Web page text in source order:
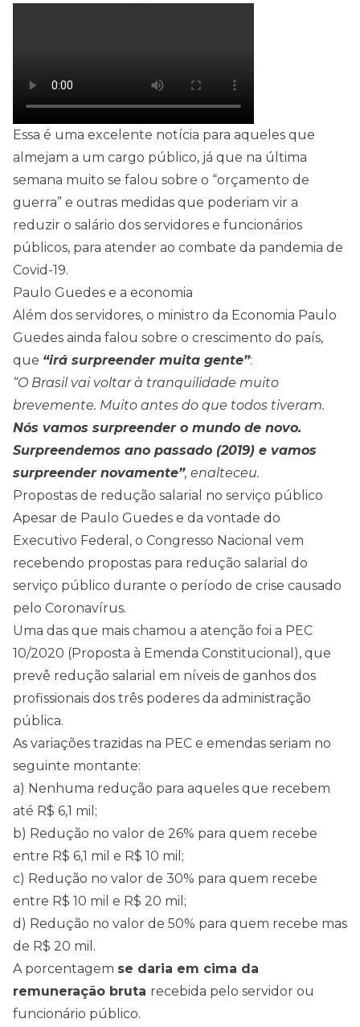
Essa é uma excelente notícia para aqueles que
almejam a um cargo público, já que na última
semana muito se falou sobre o “orçamento de
guerra” e outras medidas que poderiam vir a
reduzir o salário dos servidores e funcionários
públicos, para atender ao combate da pandemia de
Covid-19.
Paulo Guedes e a economia
Além dos servidores, o ministro da Economia Paulo
Guedes ainda falou sobre o crescimento do país,
que “irá surpreender muita gente”:
“O Brasil vai voltar à tranquilidade muito
brevemente. Muito antes do que todos tiveram.
Nós vamos surpreender o mundo de novo.
Surpreendemos ano passado (2019) e vamos
surpreender novamente”, enalteceu.
Propostas de redução salarial no serviço público
Apesar de Paulo Guedes e da vontade do
Executivo Federal, o Congresso Nacional vem
recebendo propostas para redução salarial do
serviço público durante o período de crise causado
pelo Coronavírus.
Uma das que mais chamou a atenção foi a PEC
10/2020 (Proposta à Emenda Constitucional), que
prevê redução salarial em níveis de ganhos dos
profissionais dos três poderes da administração
pública.
As variações trazidas na PEC e emendas seriam no
seguinte montante:
a) Nenhuma redução para aqueles que recebem
até R$ 6,1 mil;
b) Redução no valor de 26% para quem recebe
entre R$ 6,1 mil e R$ 10 mil;
c) Redução no valor de 30% para quem recebe
entre R$ 10 mil e R$ 20 mil;
d) Redução no valor de 50% para quem recebe mas
de R$ 20 mil.
A porcentagem se daria em cima da
remuneração bruta recebida pelo servidor ou
funcionário público.